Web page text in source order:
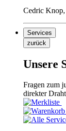
Cedric Knop,
Services
zurück
Unsere
Fragen zum
direkter